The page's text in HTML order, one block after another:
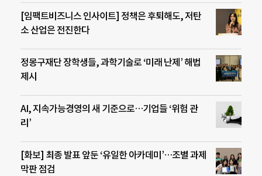
[임팩트비즈니스 인사이트] 정책은 후퇴해도, 저탄
소 산업은 전진한다
정몽구재단 장학생들, 과학기술로 ‘미래 난제’ 해법
제시
AI, 지속가능경영의 새 기준으로…기업들 ‘위험 관
리’
[화보] 최종 발표 앞둔 ‘유일한 아카데미’…조별 과제
막판 점검